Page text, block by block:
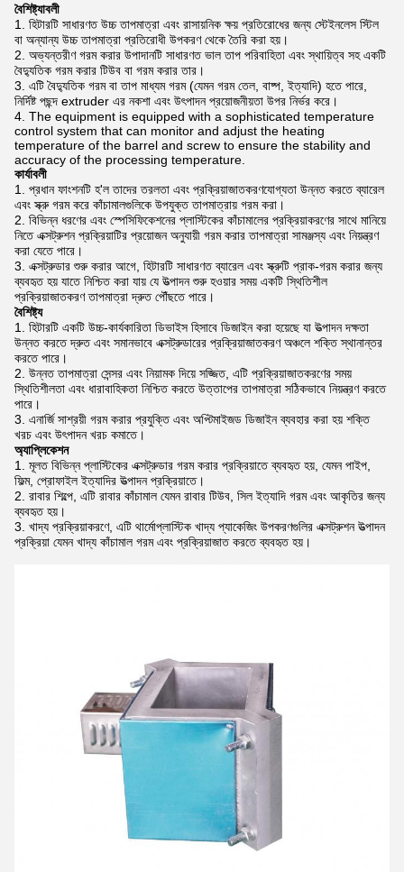
বৈশিষ্ট্যাবলী
হিটারটি সাধারণত উচ্চ তাপমাত্রা এবং রাসায়নিক ক্ষয় প্রতিরোধের জন্য স্টেইনলেস স্টিল
বা অন্যান্য উচ্চ তাপমাত্রা প্রতিরোধী উপকরণ থেকে তৈরি করা হয়।
অভ্যন্তরীণ গরম করার উপাদানটি সাধারণত ভাল তাপ পরিবাহিতা এবং স্থায়িত্ব সহ একটি
বৈদ্যুতিক গরম করার টিউব বা গরম করার তার।
এটি বৈদ্যুতিক গরম বা তাপ মাধ্যম গরম (যেমন গরম তেল, বাষ্প, ইত্যাদি) হতে পারে,
নির্দিষ্ট পছন্দ extruder এর নকশা এবং উৎপাদন প্রয়োজনীয়তা উপর নির্ভর করে।
The equipment is equipped with a sophisticated temperature
control system that can monitor and adjust the heating
temperature of the barrel and screw to ensure the stability and
accuracy of the processing temperature.
কার্যাবলী
প্রধান ফাংশনটি হ'ল তাদের তরলতা এবং প্রক্রিয়াজাতকরণযোগ্যতা উন্নত করতে ব্যারেল
এবং স্ক্রু গরম করে কাঁচামালগুলিকে উপযুক্ত তাপমাত্রায় গরম করা।
বিভিন্ন ধরণের এবং স্পেসিফিকেশনের প্লাস্টিকের কাঁচামালের প্রক্রিয়াকরণের সাথে মানিয়ে
নিতে এক্সট্রুশন প্রক্রিয়াটির প্রয়োজন অনুযায়ী গরম করার তাপমাত্রা সামঞ্জস্য এবং নিয়ন্ত্রণ
করা যেতে পারে।
এক্সট্রুডার শুরু করার আগে, হিটারটি সাধারণত ব্যারেল এবং স্ক্রুটি প্রাক-গরম করার জন্য
ব্যবহৃত হয় যাতে নিশ্চিত করা যায় যে উত্পাদন শুরু হওয়ার সময় একটি স্থিতিশীল
প্রক্রিয়াজাতকরণ তাপমাত্রা দ্রুত পৌঁছতে পারে।
বৈশিষ্ট্য
হিটারটি একটি উচ্চ-কার্যকারিতা ডিভাইস হিসাবে ডিজাইন করা হয়েছে যা উত্পাদন দক্ষতা
উন্নত করতে দ্রুত এবং সমানভাবে এক্সট্রুডারের প্রক্রিয়াজাতকরণ অঞ্চলে শক্তি স্থানান্তর
করতে পারে।
উন্নত তাপমাত্রা সেন্সর এবং নিয়ামক দিয়ে সজ্জিত, এটি প্রক্রিয়াজাতকরণের সময়
স্থিতিশীলতা এবং ধারাবাহিকতা নিশ্চিত করতে উত্তাপের তাপমাত্রা সঠিকভাবে নিয়ন্ত্রণ করতে
পারে।
এনার্জি সাশ্রয়ী গরম করার প্রযুক্তি এবং অপ্টিমাইজড ডিজাইন ব্যবহার করা হয় শক্তি
খরচ এবং উৎপাদন খরচ কমাতে।
অ্যাপ্লিকেশন
মূলত বিভিন্ন প্লাস্টিকের এক্সট্রুডার গরম করার প্রক্রিয়াতে ব্যবহৃত হয়, যেমন পাইপ,
ফিল্ম, প্রোফাইল ইত্যাদির উত্পাদন প্রক্রিয়াতে।
রাবার শিল্পে, এটি রাবার কাঁচামাল যেমন রাবার টিউব, সিল ইত্যাদি গরম এবং আকৃতির জন্য
ব্যবহৃত হয়।
খাদ্য প্রক্রিয়াকরণে, এটি থার্মোপ্লাস্টিক খাদ্য প্যাকেজিং উপকরণগুলির এক্সট্রুশন উত্পাদন
প্রক্রিয়া যেমন খাদ্য কাঁচামাল গরম এবং প্রক্রিয়াজাত করতে ব্যবহৃত হয়।